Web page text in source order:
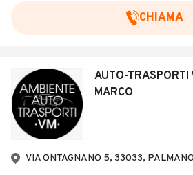
CHIAMA
AUTO-TRASPORTI
MARCO
VIA ONTAGNANO 5, 33033,